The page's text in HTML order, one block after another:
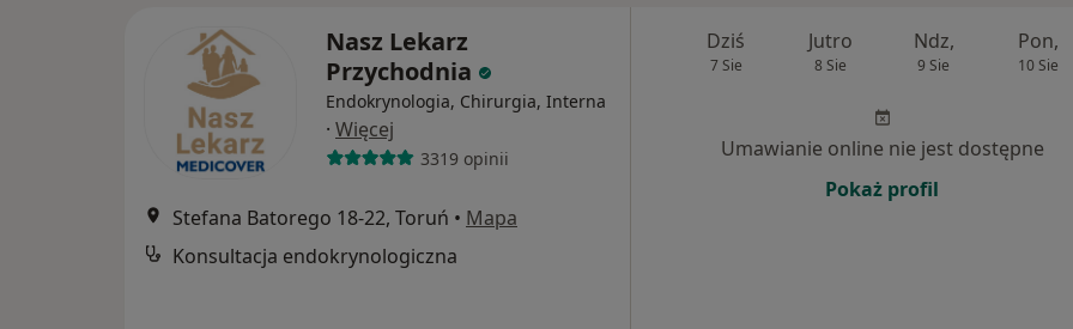
Nasz Lekarz
Przychodnia
Endokrynologia, Chirurgia, Interna
· Więcej
3319 opinii
Stefana Batorego 18-22, Toruń • Mapa
Konsultacja endokrynologiczna
Dziś
7 Sie
Jutro
8 Sie
Ndz,
9 Sie
Pon,
10 Sie
Umawianie online nie jest dostępne
Pokaż profil